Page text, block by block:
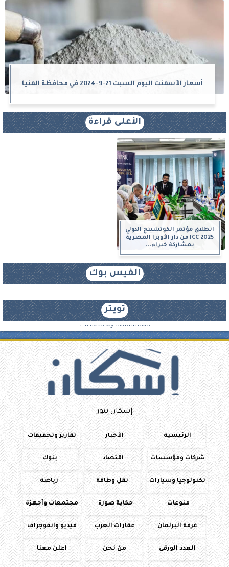
أسعار الأسمنت اليوم السبت 21-9-2024 في محافظة المنيا
الأعلى قراءة
انطلاق مؤتمر الكوتشينج الدولي
ICC 2025 من دار الأوبرا المصرية
بمشاركة خبراء...
الفيس بوك
تويتر
Tweets by iskannews
إسكان نيوز
الرئيسية الأخبار تقارير وتحقيقات
شركات ومؤسسات اقتصاد بنوك
تكنولوجيا وسيارات نقل وطاقة رياضة
منوعات حكاية صورة مجتمعات وأجهزة
غرفة البرلمان عقارات العرب فيديو وانفوجراف
العدد الورقى من نحن اعلن معنا